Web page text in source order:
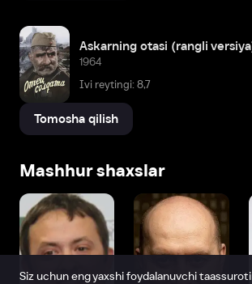
Askarning otasi (rangli
1964
Ivi reytingi: 8,7
Tomosha qilish
Mashhur shaxslar
Siz uchun eng yaxshi foydalanuvchi